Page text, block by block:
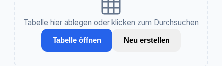
Tabelle hier ablegen oder klicken zum Durchsuchen
Tabelle öffnen Neu erstellen